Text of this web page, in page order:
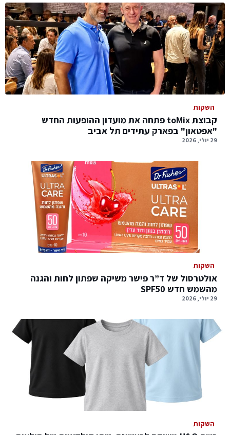
השקות
קבוצת toMix פתחה את מועדון ההופעות החדש
"אפטאון" בפארק עתידים תל אביב
29 יולי, 2026
השקות
אולטרסול של ד”ר פישר משיקה שפתון לחות והגנה
מהשמש חדש SPF50
29 יולי, 2026
השקות